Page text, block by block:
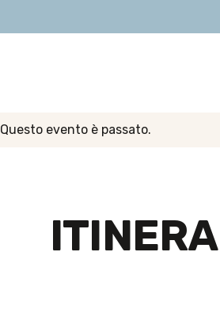
Questo evento è passato.